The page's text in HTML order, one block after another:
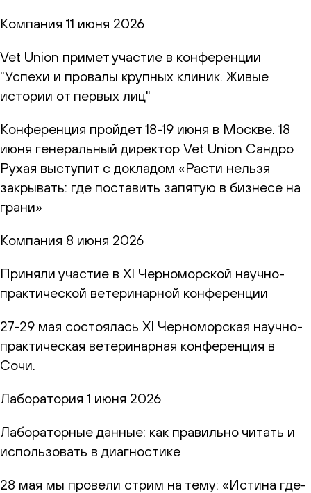
Компания 11 июня 2026
Vet Union примет участие в конференции
"Успехи и провалы крупных клиник. Живые
истории от первых лиц"
Конференция пройдет 18-19 июня в Москве. 18
июня генеральный директор Vet Union Сандро
Рухая выступит с докладом «Расти нельзя
закрывать: где поставить запятую в бизнесе на
грани»
Компания 8 июня 2026
Приняли участие в XI Черноморской научно-
практической ветеринарной конференции
27-29 мая состоялась XI Черноморская научно-
практическая ветеринарная конференция в
Сочи.
Лаборатория 1 июня 2026
Лабораторные данные: как правильно читать и
использовать в диагностике
28 мая мы провели стрим на тему: «Истина где-